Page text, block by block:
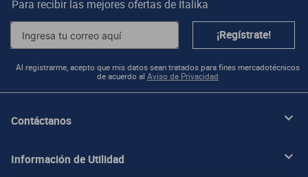
Para recibir las mejores ofertas de Italika
¡Regístrate!
Al registrarme, acepto que mis datos sean tratados para fines mercadotécnicos
de acuerdo al Aviso de Privacidad
Contáctanos
Información de Utilidad